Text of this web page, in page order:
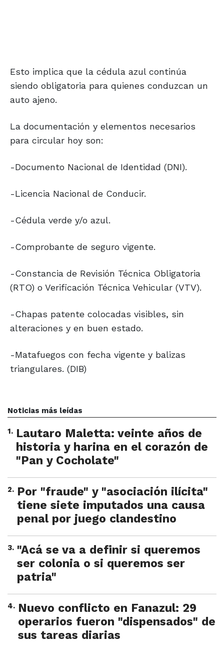
Esto implica que la cédula azul continúa
siendo obligatoria para quienes conduzcan un
auto ajeno.
La documentación y elementos necesarios
para circular hoy son:
-Documento Nacional de Identidad (DNI).
-Licencia Nacional de Conducir.
-Cédula verde y/o azul.
-Comprobante de seguro vigente.
-Constancia de Revisión Técnica Obligatoria
(RTO) o Verificación Técnica Vehicular (VTV).
-Chapas patente colocadas visibles, sin
alteraciones y en buen estado.
-Matafuegos con fecha vigente y balizas
triangulares. (DIB)
Noticias más leídas
1. Lautaro Maletta: veinte años de
historia y harina en el corazón de
"Pan y Cocholate"
2. Por "fraude" y "asociación ilícita"
tiene siete imputados una causa
penal por juego clandestino
3. "Acá se va a definir si queremos
ser colonia o si queremos ser
patria"
4. Nuevo conflicto en Fanazul: 29
operarios fueron "dispensados" de
sus tareas diarias